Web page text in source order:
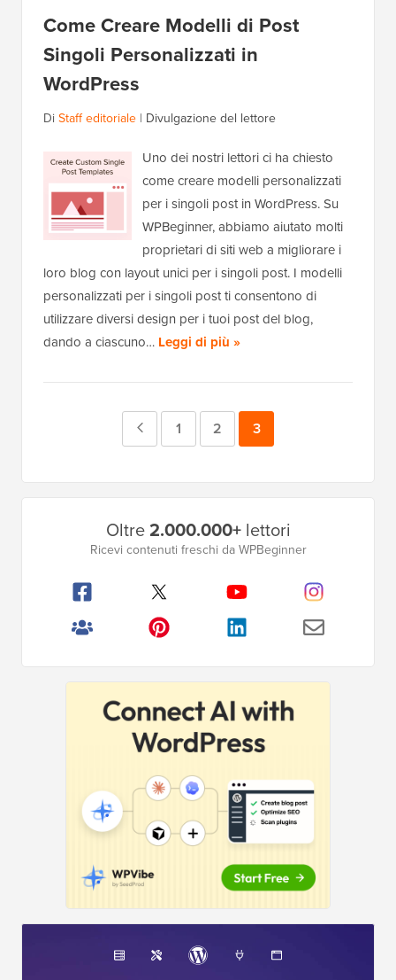
Come Creare Modelli di Post
Singoli Personalizzati in
WordPress
DiStaff editoriale | Divulgazione del lettore
Uno dei nostri lettori ci ha chiesto
come creare modelli personalizzati
per i singoli post in WordPress. Su
WPBeginner, abbiamo aiutato molti
proprietari di siti web a migliorare i
loro blog con layout unici per i singoli post. I modelli
personalizzati per i singoli post ti consentono di
utilizzare diversi design per i tuoi post del blog,
dando a ciascuno… Leggi di più »
PaginaPagina
1 Pagina
2 Pagina
3
Oltre2.000.000+lettori
Ricevi contenuti freschi da WPBeginner